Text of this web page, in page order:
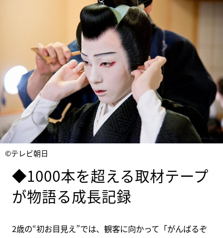
©テレビ朝日
◆1000本を超える取材テープ
が物語る成長記録
2歳の“初お目見え”では、観客に向かって「がんばるぞ